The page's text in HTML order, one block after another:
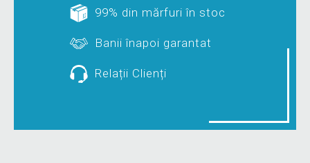
99% din mărfuri în stoc
Banii înapoi garantat
Relații Clienți